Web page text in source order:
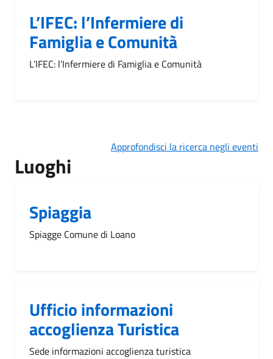
L’IFEC: l’Infermiere di
Famiglia e Comunità
L’IFEC: l’Infermiere di Famiglia e Comunità
Approfondisci la ricerca negli eventi
Luoghi
Spiaggia
Spiagge Comune di Loano
Ufficio informazioni
accoglienza Turistica
Sede informazioni accoglienza turistica